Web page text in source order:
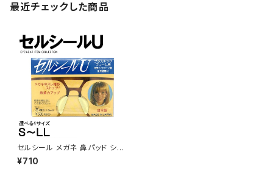
最近チェックした商品
セルシール メガネ 鼻パッド シリ
コン 眼鏡 ずり 落ち 防止 メガネ
ズレ防止
¥710